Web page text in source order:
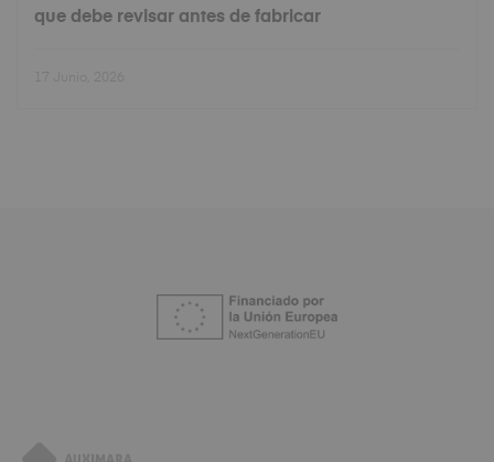
que debe revisar antes de fabricar